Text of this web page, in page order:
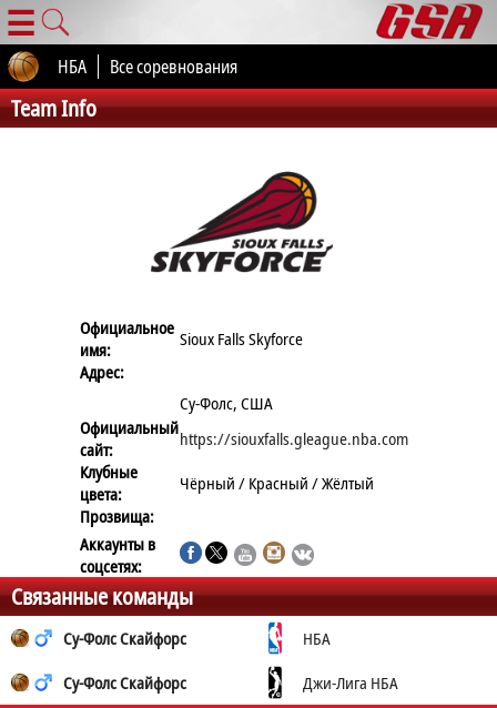
☰
НБА Все соревнования
Team Info
Официальное
имя:
Sioux Falls Skyforce
Адрес:
Су-Фолс, США
Официальный
сайт:
https://siouxfalls.gleague.nba.com
Клубные
цвета:
Чёрный / Красный / Жёлтый
Прозвища:
Аккаунты в
соцсетях:
Связанные команды
Су-Фолс Скайфорс
НБА
Су-Фолс Скайфорс
Джи-Лига НБА